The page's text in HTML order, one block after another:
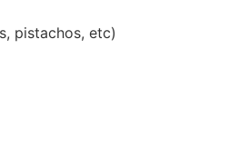
pistachos, etc)